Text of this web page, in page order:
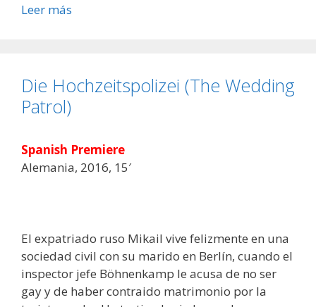
Leer más
Die Hochzeitspolizei (The Wedding
Patrol)
Spanish Premiere
Alemania, 2016, 15′
El expatriado ruso Mikail vive felizmente en una
sociedad civil con su marido en Berlín, cuando el
inspector jefe Böhnenkamp le acusa de no ser
gay y de haber contraido matrimonio por la